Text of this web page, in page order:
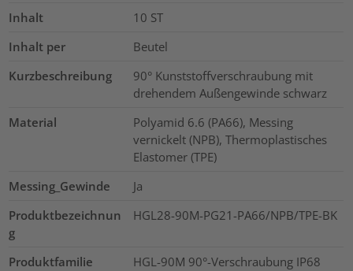
Inhalt
10 ST
Inhalt per
Beutel
Kurzbeschreibung
90° Kunststoffverschraubung mit
drehendem Außengewinde schwarz
Material
Polyamid 6.6 (PA66), Messing
vernickelt (NPB), Thermoplastisches
Elastomer (TPE)
Messing_Gewinde
Ja
Produktbezeichnun
g
HGL28-90M-PG21-PA66/NPB/TPE-BK
Produktfamilie
HGL-90M 90°-Verschraubung IP68